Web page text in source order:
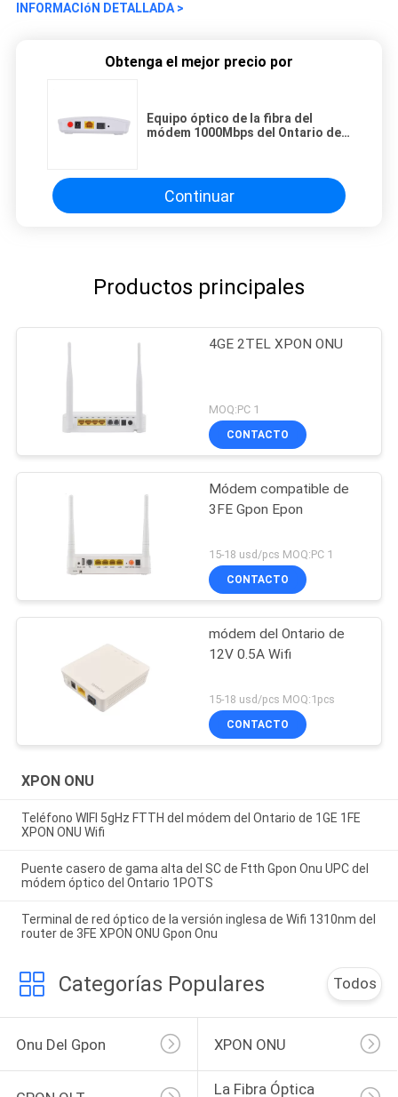
INFORMACIóN DETALLADA >
Obtenga el mejor precio por
Equipo óptico de la fibra del
módem 1000Mbps del Ontario de
Continuar
Productos principales
4GE 2TEL XPON ONU
MOQ:PC 1
CONTACTO
Módem compatible de
3FE Gpon Epon
15-18 usd/pcs MOQ:PC 1
CONTACTO
módem del Ontario de
12V 0.5A Wifi
15-18 usd/pcs MOQ:1pcs
CONTACTO
XPON ONU
Teléfono WIFI 5gHz FTTH del módem del Ontario de 1GE 1FE
XPON ONU Wifi
Puente casero de gama alta del SC de Ftth Gpon Onu UPC del
módem óptico del Ontario 1POTS
Terminal de red óptico de la versión inglesa de Wifi 1310nm del
router de 3FE XPON ONU Gpon Onu
Categorías Populares Todos
Onu Del Gpon XPON ONU
La Fibra Óptica